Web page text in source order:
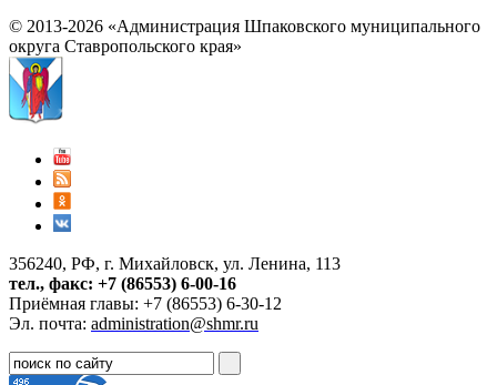
© 2013-2026 «Администрация Шпаковского муниципального
округа Ставропольского края»
356240, РФ, г. Михайловск, ул. Ленина, 113
тел., факс: +7 (86553) 6-00-16
Приёмная главы: +7 (86553) 6-30-12
Эл. почта: administration@shmr.ru